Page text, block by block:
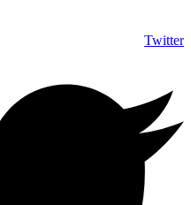
Twitter